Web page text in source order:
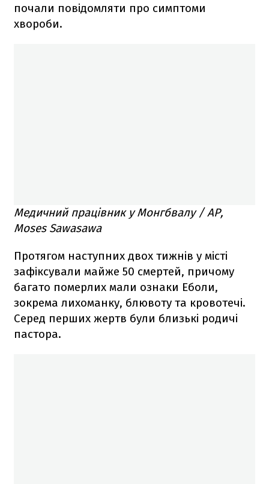
почали повідомляти про симптоми
хвороби.
Медичний працівник у Монгбвалу / AP,
Moses Sawasawa
Протягом наступних двох тижнів у місті
зафіксували майже 50 смертей, причому
багато померлих мали ознаки Еболи,
зокрема лихоманку, блювоту та кровотечі.
Серед перших жертв були близькі родичі
пастора.